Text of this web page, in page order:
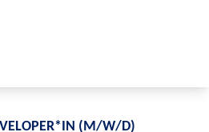
(M/W/D)